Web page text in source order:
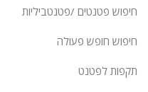
חיפוש פטנטים /פטנטביליות
חיפוש חופש פעולה
תקפות לפטנט